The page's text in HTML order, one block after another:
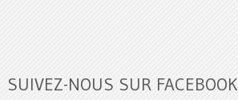
SUIVEZ-NOUS SUR FACEBOOK